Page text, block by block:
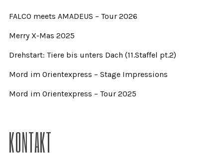
FALCO meets AMADEUS – Tour 2026
Merry X-Mas 2025
Drehstart: Tiere bis unters Dach (11.Staffel pt.2)
Mord im Orientexpress – Stage Impressions
Mord im Orientexpress – Tour 2025
KONTAKT